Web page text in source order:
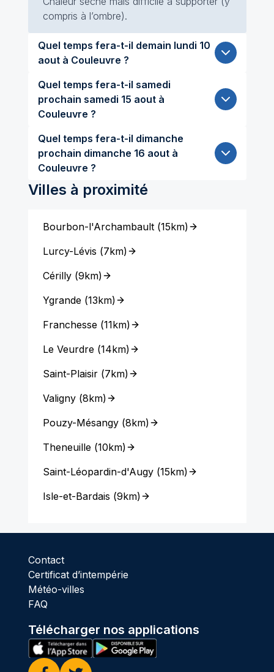
compris à l’ombre).
Quel temps fera-t-il demain lundi 10
aout à Couleuvre ?
Quel temps fera-t-il samedi
prochain samedi 15 aout à
Couleuvre ?
Quel temps fera-t-il dimanche
prochain dimanche 16 aout à
Couleuvre ?
Villes à proximité
Bourbon-l'Archambault(15km)
Lurcy-Lévis (7km)
Cérilly(9km)
Ygrande(13km)
Franchesse(11km)
Le Veurdre(14km)
Saint-Plaisir(7km)
Valigny(8km)
Pouzy-Mésangy(8km)
Theneuille(10km)
Saint-Léopardin-d'Augy(15km)
Isle-et-Bardais (9km)
Contact
Certificat d’intempérie
Météo-villes
FAQ
Télécharger nos applications